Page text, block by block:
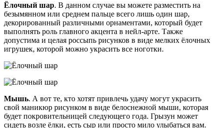
Ёлочный шар. В данном случае вы можете разместить на
безымянном или среднем пальце всего лишь один шар,
декорированный различными орнаментами, который будет
выполнять роль главного акцента в нейл-арте. Также
допустима и целая россыпь рисунков в виде мелких ёлочных
игрушек, которой можно украсить все ноготки.
Мышь. А вот те, кто хотят привлечь удачу могут украсить
свой маникюр рисунком в виде белоснежной мыши, которая
будет покровительницей следующего года. Грызун может
сидеть возле ёлки, есть сыр или просто мило улыбаться вам.